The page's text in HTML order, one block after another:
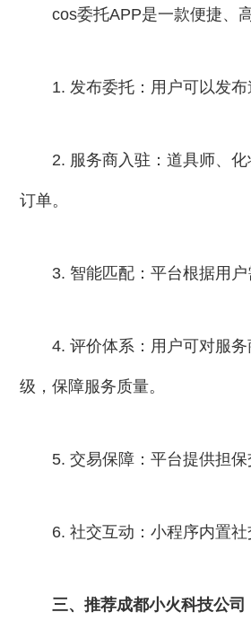
cos委托APP是一款便捷、
1. 发布委托：用户可以发
2. 服务商入驻：道具师、
订单。
3. 智能匹配：平台根据用
4. 评价体系：用户可对服
级，保障服务质量。
5. 交易保障：平台提供担
6. 社交互动：小程序内置
三、推荐成都小火科技公司